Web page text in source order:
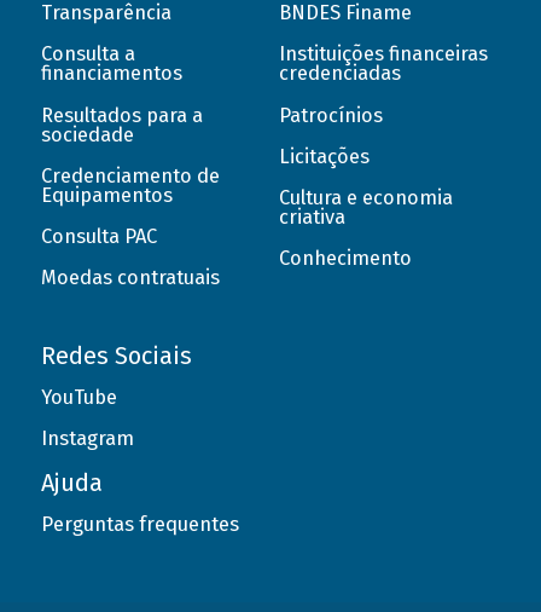
Transparência
Consulta a
financiamentos
Resultados para a
sociedade
Credenciamento de
Equipamentos
Consulta PAC
Moedas contratuais
BNDES Finame
Instituições financeiras
credenciadas
Patrocínios
Licitações
Cultura e economia
criativa
Conhecimento
Redes Sociais
YouTube
Instagram
Ajuda
Perguntas frequentes